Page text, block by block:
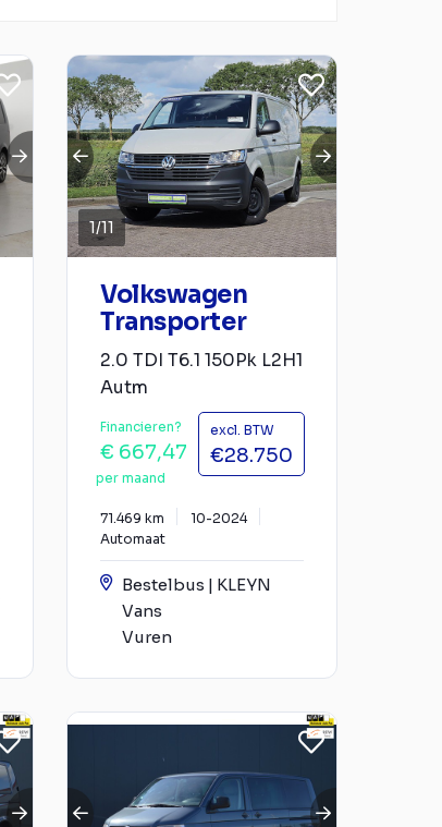
1/11
Volkswagen
Transporter
2.0 TDI T6.1 150Pk L2H1
Autm
Financieren?
€ 667,47
per maand
excl. BTW
€28.750
71.469 km
10-2024
Automaat
Bestelbus | KLEYN
Vans
Vuren